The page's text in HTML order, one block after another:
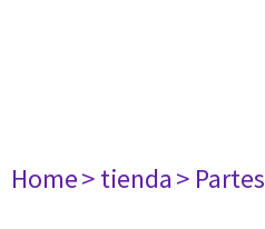
Home> tienda> Partes